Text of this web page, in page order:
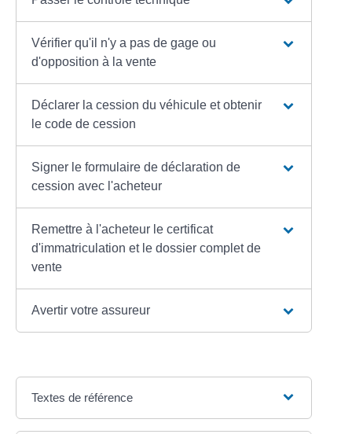
Vérifier qu'il n'y a pas de gage ou
d'opposition à la vente
Déclarer la cession du véhicule et obtenir
le code de cession
Signer le formulaire de déclaration de
cession avec l'acheteur
Remettre à l'acheteur le certificat
d'immatriculation et le dossier complet de
vente
Avertir votre assureur
Textes de référence